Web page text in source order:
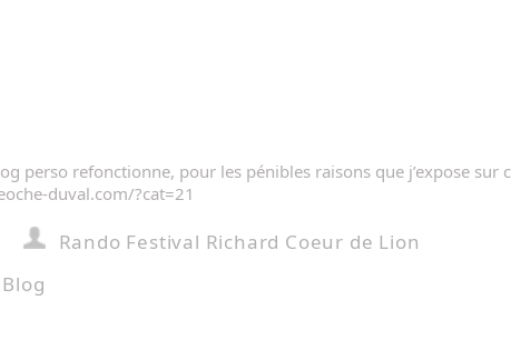
perso refonctionne, pour les pénibles raisons que j’expose sur
duval.com/?cat=21
Rando Festival Richard Coeur de Lion
Blog